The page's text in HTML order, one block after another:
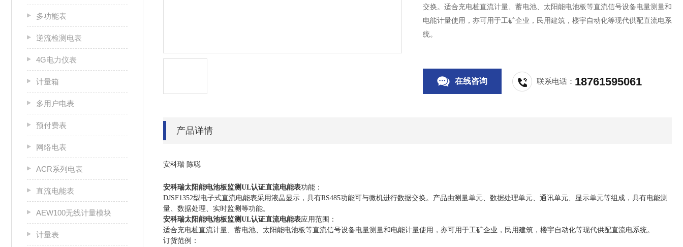
多功能表
逆流检测电表
4G电力仪表
计量箱
多用户电表
预付费表
网络电表
ACR系列电表
直流电能表
AEW100无线计量模块
计量表
交换。适合充电桩直流计量、蓄电池、太阳能电池板等直流信号设备电量测量和
电能计量使用，亦可用于工矿企业，民用建筑，楼宇自动化等现代供配直流电系
统。
在线咨询 联系电话： 18761595061
产品详情
安科瑞 陈聪
安科瑞太阳能电池板监测UL认证直流电能表功能：
DJSF1352型电子式直流电能表采用液晶显示，具有RS485功能可与微机进行数据交换。产品由测量单元、数据处理单元、通讯单元、显示单元等组成，具有电能测
量、数据处理、实时监测等功能。
安科瑞太阳能电池板监测UL认证直流电能表应用范围：
适合充电桩直流计量、蓄电池、太阳能电池板等直流信号设备电量测量和电能计量使用，亦可用于工矿企业，民用建筑，楼宇自动化等现代供配直流电系统。
订货范例：